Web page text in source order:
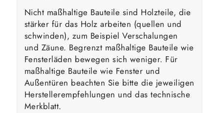
Nicht maßhaltige Bauteile sind Holzteile, die
stärker für das Holz arbeiten (quellen und
schwinden), zum Beispiel Verschalungen
und Zäune. Begrenzt maßhaltige Bauteile wie
Fensterläden bewegen sich weniger. Für
maßhaltige Bauteile wie Fenster und
Außentüren beachten Sie bitte die jeweiligen
Herstellerempfehlungen und das technische
Merkblatt.